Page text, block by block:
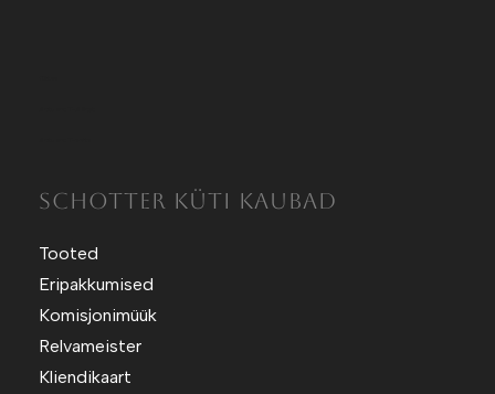
SCHOTTER KÜTI KAUBAD
Tooted
Eripakkumised
Komisjonimüük
Relvameister
Kliendikaart